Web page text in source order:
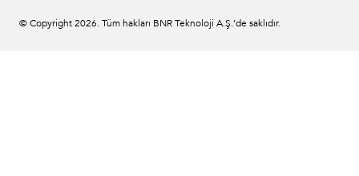
© Copyright2026. Tüm hakları BNR Teknoloji A.Ş.’de saklıdır.